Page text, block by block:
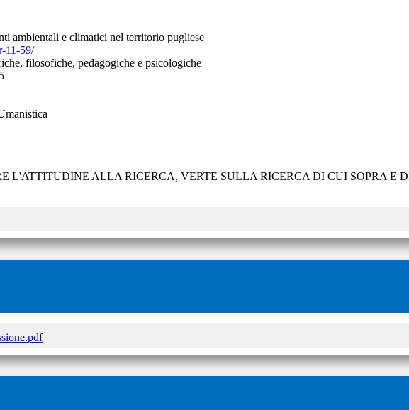
ambientali e climatici nel territorio pugliese
11-59/
filosofiche, pedagogiche e psicologiche
L'ATTITUDINE ALLA RICERCA, VERTE SULLA RICERCA DI CUI SOPRA E